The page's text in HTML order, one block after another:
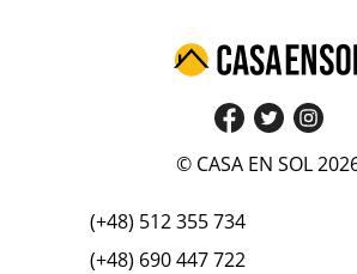
© CASA EN SOL
(+48) 512 355 734
(+48) 690 447 722